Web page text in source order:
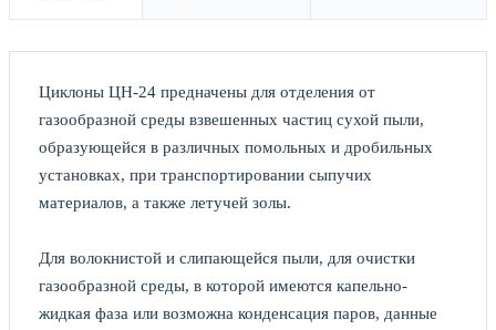
Циклоны ЦН-24 предначены для отделения от
газообразной среды взвешенных частиц сухой пыли,
образующейся в различных помольных и дробильных
установках, при транспортировании сыпучих
материалов, а также летучей золы.
Для волокнистой и слипающейся пыли, для очистки
газообразной среды, в которой имеются капельно-
жидкая фаза или возможна конденсация паров, данные